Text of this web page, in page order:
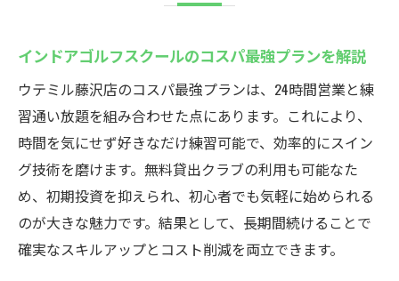
インドアゴルフスクールのコスパ最強プランを解説
ウテミル藤沢店のコスパ最強プランは、24時間営業と練
習通い放題を組み合わせた点にあります。これにより、
時間を気にせず好きなだけ練習可能で、効率的にスイン
グ技術を磨けます。無料貸出クラブの利用も可能なた
め、初期投資を抑えられ、初心者でも気軽に始められる
のが大きな魅力です。結果として、長期間続けることで
確実なスキルアップとコスト削減を両立できます。